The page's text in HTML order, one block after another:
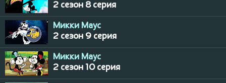
2 сезон 8 серия
Микки Маус
2 сезон 9 серия
Микки Маус
2 сезон 10 серия